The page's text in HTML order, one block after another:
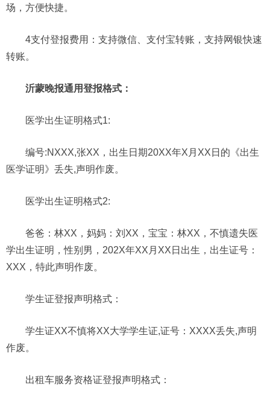
场，方便快捷。
4支付登报费用：支持微信、支付宝转账，支持网银快速
转账。
沂蒙晚报通用登报格式：
医学出生证明格式1:
编号:NXXX,张XX，出生日期20XX年X月XX日的《出生
医学证明》丢失,声明作废。
医学出生证明格式2:
爸爸：林XX，妈妈：刘XX，宝宝：林XX，不慎遗失医
学出生证明，性别男，202X年XX月XX日出生，出生证号：
XXX，特此声明作废。
学生证登报声明格式：
学生证XX不慎将XX大学学生证,证号：XXXX丢失,声明
作废。
出租车服务资格证登报声明格式：